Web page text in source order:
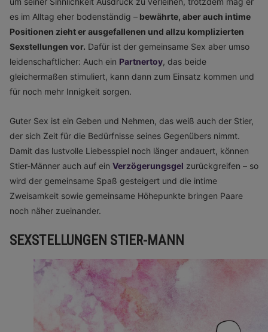
es im Alltag eher bodenständig – bewährte, aber auch intime
Positionen zieht er ausgefallenen und allzu komplizierten
Sexstellungen vor. Dafür ist der gemeinsame Sex aber umso
leidenschaftlicher: Auch ein Partnertoy, das beide
gleichermaßen stimuliert, kann dann zum Einsatz kommen und
für noch mehr Innigkeit sorgen.
Guter Sex ist ein Geben und Nehmen, das weiß auch der Stier,
der sich Zeit für die Bedürfnisse seines Gegenübers nimmt.
Damit das lustvolle Liebesspiel noch länger andauert, können
Stier-Männer auch auf ein Verzögerungsgel zurückgreifen – so
wird der gemeinsame Spaß gesteigert und die intime
Zweisamkeit sowie gemeinsame Höhepunkte bringen Paare
noch näher zueinander.
SEXSTELLUNGEN STIER-MANN